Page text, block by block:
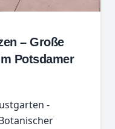
– Große
Potsdamer
-